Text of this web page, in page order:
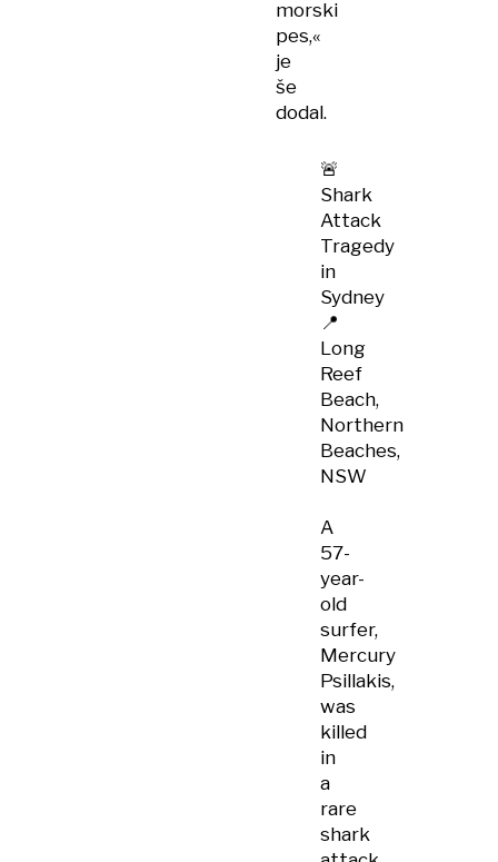
morski
pes,«
je
še
dodal.
🚨
Shark
Attack
Tragedy
in
Sydney
📍
Long
Reef
Beach,
Northern
Beaches,
NSW
A
57-
year-
old
surfer,
Mercury
Psillakis,
was
killed
in
a
rare
shark